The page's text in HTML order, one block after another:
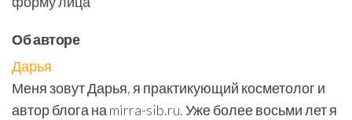
Об авторе
Дарья
Меня зовут Дарья, я практикующий косметолог и
автор блога на mirra-sib.ru. Уже более восьми лет я